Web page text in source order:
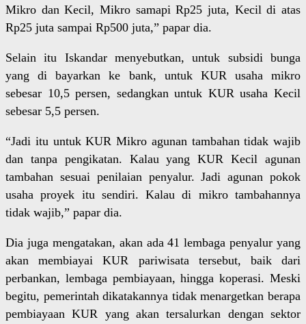
Mikro dan Kecil, Mikro samapi Rp25 juta, Kecil di atas
Rp25 juta sampai Rp500 juta,” papar dia.
Selain itu Iskandar menyebutkan, untuk subsidi bunga
yang di bayarkan ke bank, untuk KUR usaha mikro
sebesar 10,5 persen, sedangkan untuk KUR usaha Kecil
sebesar 5,5 persen.
“Jadi itu untuk KUR Mikro agunan tambahan tidak wajib
dan tanpa pengikatan. Kalau yang KUR Kecil agunan
tambahan sesuai penilaian penyalur. Jadi agunan pokok
usaha proyek itu sendiri. Kalau di mikro tambahannya
tidak wajib,” papar dia.
Dia juga mengatakan, akan ada 41 lembaga penyalur yang
akan membiayai KUR pariwisata tersebut, baik dari
perbankan, lembaga pembiayaan, hingga koperasi. Meski
begitu, pemerintah dikatakannya tidak menargetkan berapa
pembiayaan KUR yang akan tersalurkan dengan sektor